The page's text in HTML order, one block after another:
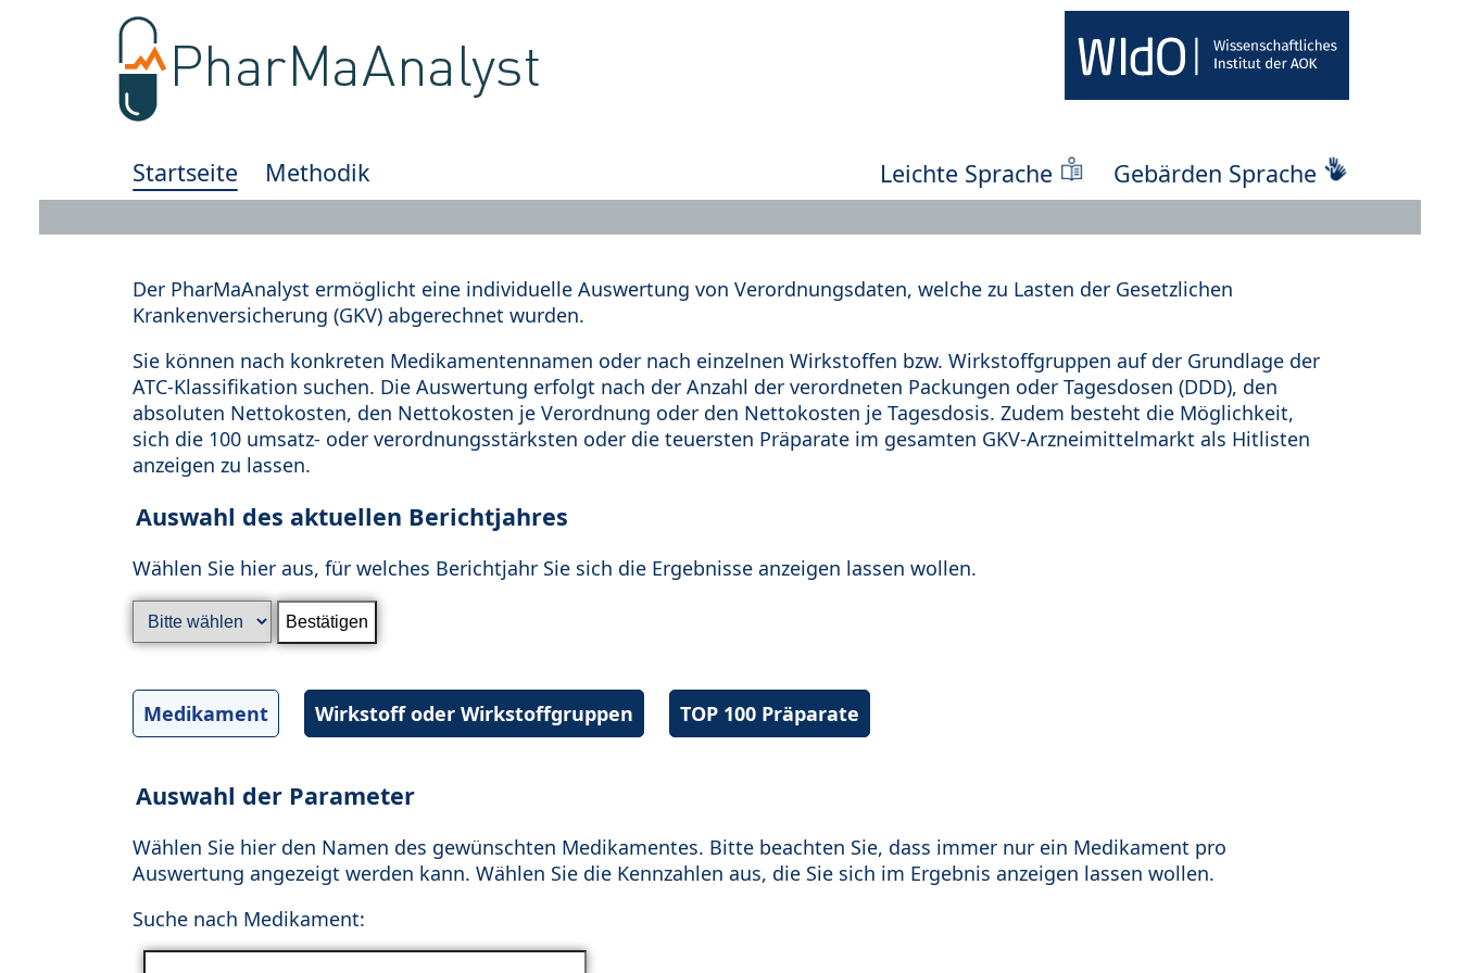
Startseite Methodik Leichte Sprache Gebärden Sprache
Der PharMaAnalyst ermöglicht eine individuelle Auswertung von Verordnungsdaten, welche zu Lasten der Gesetzlichen
Krankenversicherung (GKV) abgerechnet wurden.
Sie können nach konkreten Medikamentennamen oder nach einzelnen Wirkstoffen bzw. Wirkstoffgruppen auf der Grundlage der
ATC-Klassifikation suchen. Die Auswertung erfolgt nach der Anzahl der verordneten Packungen oder Tagesdosen (DDD), den
absoluten Nettokosten, den Nettokosten je Verordnung oder den Nettokosten je Tagesdosis. Zudem besteht die Möglichkeit,
sich die 100 umsatz- oder verordnungsstärksten oder die teuersten Präparate im gesamten GKV-Arzneimittelmarkt als Hitlisten
anzeigen zu lassen.
Auswahl des aktuellen Berichtjahres
Wählen Sie hier aus, für welches Berichtjahr Sie sich die Ergebnisse anzeigen lassen wollen.
Medikament Wirkstoff oder Wirkstoffgruppen TOP 100 Präparate
Auswahl der Parameter
Wählen Sie hier den Namen des gewünschten Medikamentes. Bitte beachten Sie, dass immer nur ein Medikament pro
Auswertung angezeigt werden kann. Wählen Sie die Kennzahlen aus, die Sie sich im Ergebnis anzeigen lassen wollen.
Suche nach Medikament: